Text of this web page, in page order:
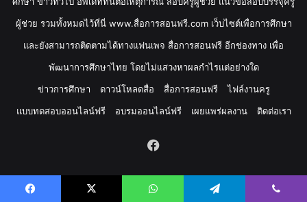
ผู้ช่วย รวมทั้งหมดไว้ที่นี่ www.สื่อการสอนฟรี.com เว็บไซต์เพื่อการศึกษา
และยังสามารถติดตามได้ทางแฟนเพจ สื่อการสอนฟรี อีกช่องทาง เพื่อ
พัฒนาการศึกษาไทย โดยไม่แสวงหาผลกำไรแต่อย่างใด
ข่าวการศึกษา
ดาวน์โหลดสื่อ สื่อการสอนฟรี
ไฟล์งานครู
แบบทดสอบออนไลน์ฟรี
อบรมออนไลน์ฟรี เผยแพร่ผลงาน ติดต่อเรา
Facebook